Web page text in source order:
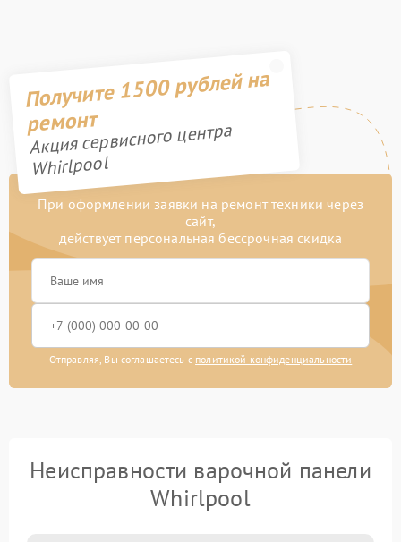
Получите 1500 рублей на
ремонт
Акция сервисного центра
Whirlpool
При оформлении заявки на ремонт техники через
сайт,
действует персональная бессрочная скидка
Отправляя, Вы соглашаетесь с политикой конфиденциальности
Неисправности варочной панели
Whirlpool